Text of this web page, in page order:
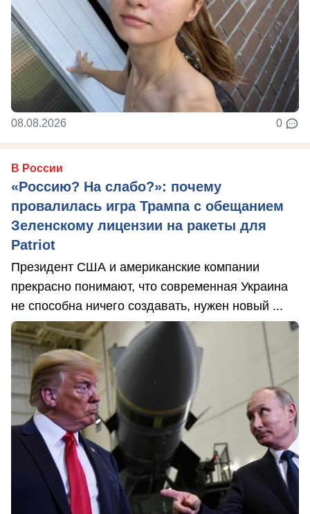
08.08.2026 0
В России
«Россию? На слабо?»: почему
провалилась игра Трампа с обещанием
Зеленскому лицензии на ракеты для
Patriot
Президент США и американские компании
прекрасно понимают, что современная Украина
не способна ничего создавать, нужен новый ...